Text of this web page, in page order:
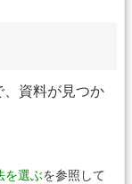
、資料が見つか
を選ぶを参照して